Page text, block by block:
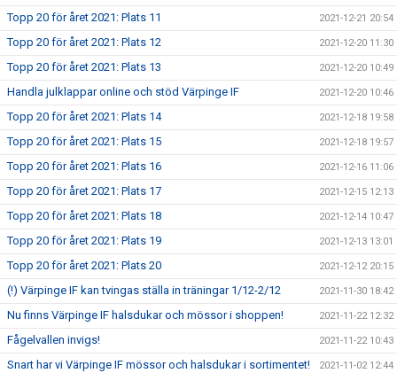
Topp 20 för året 2021: Plats 11 2021-12-21 20:54
Topp 20 för året 2021: Plats 12 2021-12-20 11:30
Topp 20 för året 2021: Plats 13 2021-12-20 10:49
Handla julklappar online och stöd Värpinge IF 2021-12-20 10:46
Topp 20 för året 2021: Plats 14 2021-12-18 19:58
Topp 20 för året 2021: Plats 15 2021-12-18 19:57
Topp 20 för året 2021: Plats 16 2021-12-16 11:06
Topp 20 för året 2021: Plats 17 2021-12-15 12:13
Topp 20 för året 2021: Plats 18 2021-12-14 10:47
Topp 20 för året 2021: Plats 19 2021-12-13 13:01
Topp 20 för året 2021: Plats 20 2021-12-12 20:15
(!) Värpinge IF kan tvingas ställa in träningar 1/12-2/12 2021-11-30 18:42
Nu finns Värpinge IF halsdukar och mössor i shoppen! 2021-11-22 12:32
Fågelvallen invigs! 2021-11-22 10:43
Snart har vi Värpinge IF mössor och halsdukar i sortimentet! 2021-11-02 12:44